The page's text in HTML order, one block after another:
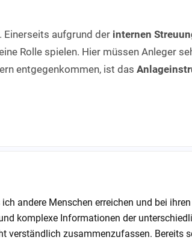
Einerseits aufgrund der internen
Rolle spielen. Hier müssen Anleger
entgegenkommen, ist das
andere Menschen erreichen und bei
komplexe Informationen der
verständlich zusammenzufassen. Bereits